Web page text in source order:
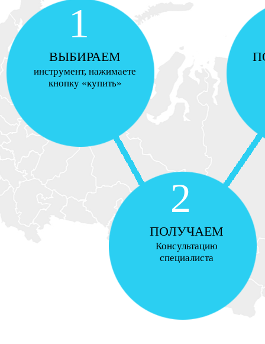
1
ВЫБИРАЕМ
инструмент, нажимаете
кнопку «купить»
2
ПОЛУЧАЕМ
Консультацию
специалиста